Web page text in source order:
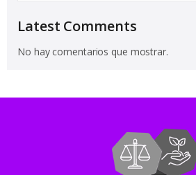
Latest Comments
No hay comentarios que mostrar.